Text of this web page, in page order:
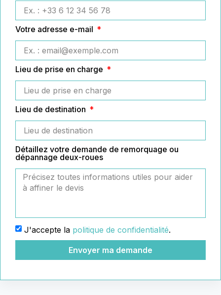
Votre adresse e-mail
Lieu de prise en charge
Lieu de destination
Détaillez votre demande de remorquage ou
dépannage deux-roues
J'accepte la politique de confidentialité.
Envoyer ma demande